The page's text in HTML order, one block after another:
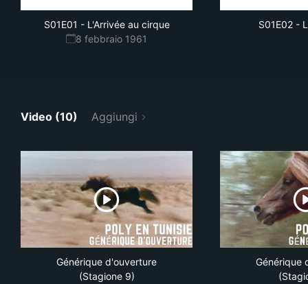
S01E01 - L'Arrivée au cirque
8 febbraio 1961
S01E02-
Video (10) Aggiungi
Générique d'ouverture
(Stagione 9)
Générique